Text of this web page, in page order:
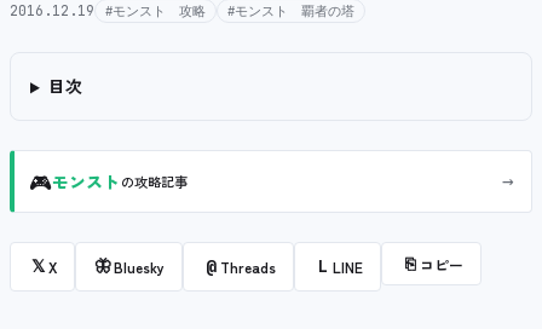
2016.12.19 #モンスト 攻略 #モンスト 覇者の塔
目次
🎮モンスト の攻略記事 →
𝕏X 🦋Bluesky @ Threads L LINE ⎘ コピー